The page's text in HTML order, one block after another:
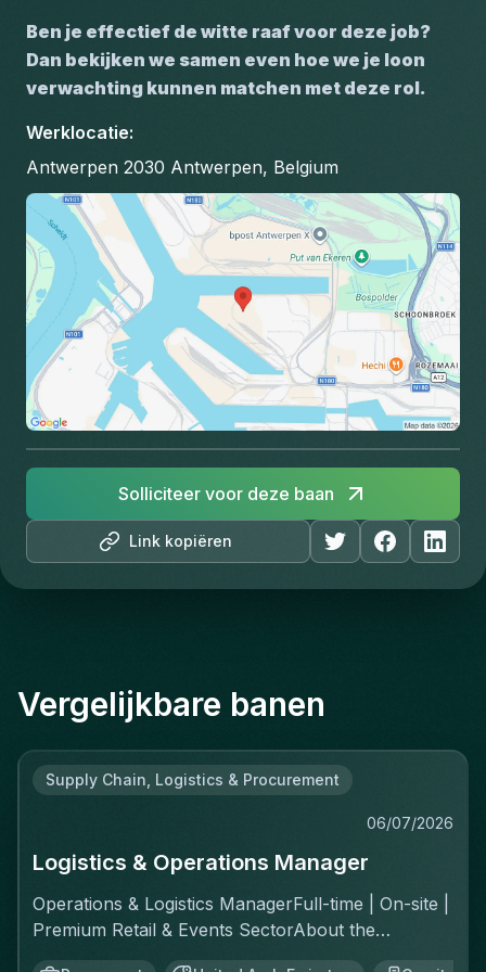
Ben je effectief de witte raaf voor deze job?
Dan bekijken we samen even hoe we je loon
verwachting kunnen matchen met deze rol.
Werklocatie:
Antwerpen 2030 Antwerpen, Belgium
Link kopiëren
Solliciteer voor deze baan
Vergelijkbare banen
Supply Chain, Logistics & Procurement
06/07/2026
Logistics & Operations Manager
Operations & Logistics ManagerFull-time | On-site |
Premium Retail & Events SectorAbout the
RoleYou'll own the complete logistics chain for a